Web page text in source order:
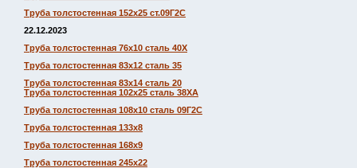
Труба толстостенная 152х25 ст.09Г2С
22.12.2023
Труба толстостенная 76х10 сталь 40Х
Труба толстостенная 83х12 сталь 35
Труба толстостенная 83х14 сталь 20
Труба толстостенная 102х25 сталь 38ХА
Труба толстостенная 108х10 сталь 09Г2С
Труба толстостенная 133х8
Труба толстостенная 168х9
Труба толстостенная 245х22